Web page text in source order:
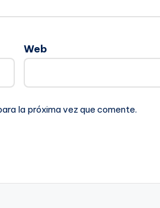
Web
la próxima vez que comente.